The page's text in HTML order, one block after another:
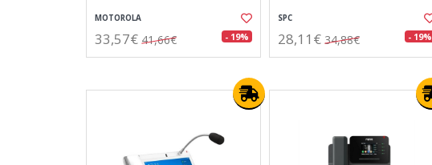
MOTOROLA
33,57€ 41,66€ - 19%
SPC
28,11€ 34,88€ - 19%